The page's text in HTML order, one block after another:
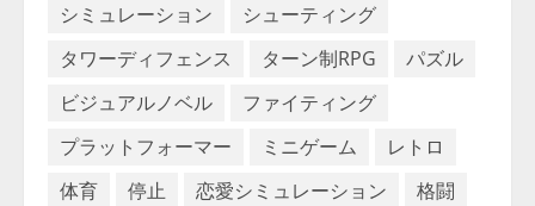
シミュレーション
シューティング
タワーディフェンス
ターン制RPG
パズル
ビジュアルノベル
ファイティング
プラットフォーマー
ミニゲーム
レトロ
体育
停止 恋愛シミュレーション
格闘